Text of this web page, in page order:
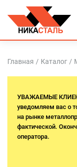
Главная / Каталог /
УВАЖАЕМЫЕ
уведомляем вас о
на рынке
фактической.
оператора.